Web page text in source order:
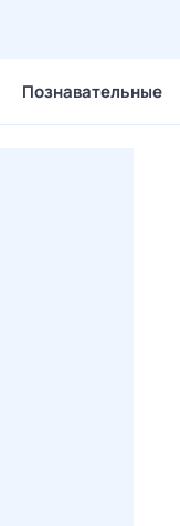
Познавательные